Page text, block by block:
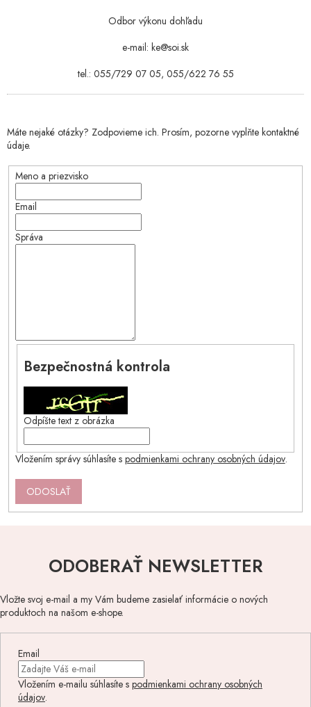
Odbor výkonu dohľadu
e-mail: ke@soi.sk
tel.: 055/729 07 05, 055/622 76 55
Máte nejaké otázky? Zodpovieme ich. Prosím, pozorne vyplňte kontaktné
údaje.
Meno a priezvisko
Email
Správa
Bezpečnostná kontrola
Odpíšte text z obrázka
Vložením správy súhlasíte s podmienkami ochrany osobných údajov.
ODOSLAŤ
ODOBERAŤ NEWSLETTER
Vložte svoj e-mail a my Vám budeme zasielať informácie o nových
produktoch na našom e-shope.
Email
Vložením e-mailu súhlasíte s podmienkami ochrany osobných
údajov.